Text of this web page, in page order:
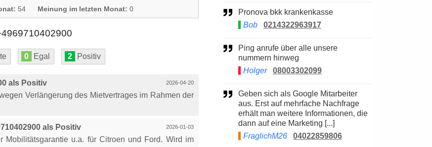
54 Meinung im letzten Monat: 0
0 Egal 2 Positiv
2026-04-20
als Positiv
Verlängerung des Mietvertrages im Rahmen der
2026-01-03
als Positiv
u.a. für Citroen und Ford. Wird im
Pronova bkk krankenkasse
Bob
0214322963917
Ping anrufe über alle unsere
nummern hinweg
Holger
08003302099
Geben sich als Google Mitarbeiter
aus. Erst auf mehrfache Nachfrage
erhält man weitere Informationen, die
dann auf eine Marketing [...]
FraglichM26
04022859806